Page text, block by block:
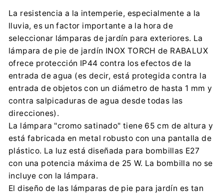
0048 32 254 61 34
Importador:
Rabalux Sp. z o.o.
Körtefa u. 5, H-9027 Győr
infopl@rabalux.com
0048 32 254 61 34
La resistencia a la intemperie, especialmente a la
lluvia, es un factor importante a la hora de
seleccionar lámparas de jardín para exteriores. La
lámpara de pie de jardín INOX TORCH de RABALUX
ofrece protección IP44 contra los efectos de la
entrada de agua (es decir, está protegida contra la
entrada de objetos con un diámetro de hasta 1 mm y
contra salpicaduras de agua desde todas las
direcciones).
La lámpara "cromo satinado" tiene 65 cm de altura y
está fabricada en metal robusto con una pantalla de
plástico. La luz está diseñada para bombillas E27
con una potencia máxima de 25 W. La bombilla no se
incluye con la lámpara.
El diseño de las lámparas de pie para jardín es tan